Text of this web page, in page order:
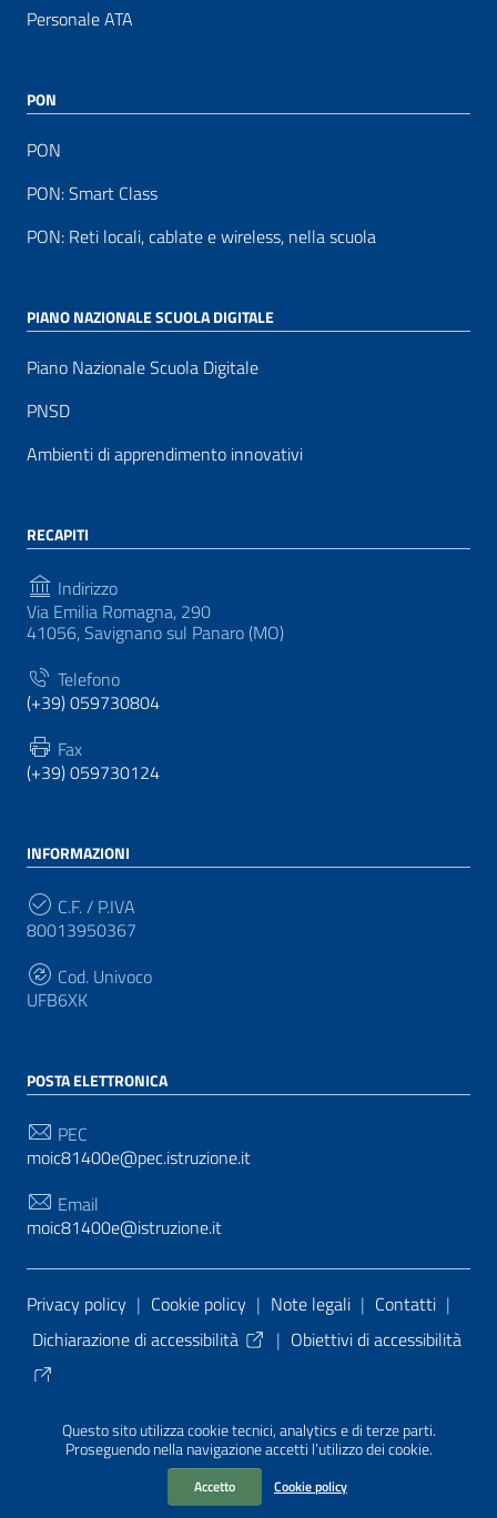
Questo sito utilizza cookie tecnici, analytics e di terze parti.
Proseguendo nella navigazione accetti l’utilizzo dei cookie.
Accetto Cookie policy
Personale ATA
PON
PON
PON: Smart Class
PON: Reti locali, cablate e wireless, nella scuola
PIANO NAZIONALE SCUOLA DIGITALE
Piano Nazionale Scuola Digitale
PNSD
Ambienti di apprendimento innovativi
RECAPITI
Indirizzo
Via Emilia Romagna, 290
41056, Savignano sul Panaro (MO)
Telefono
(+39) 059730804
Fax
(+39) 059730124
INFORMAZIONI
C.F. / P.IVA
80013950367
Cod. Univoco
UFB6XK
POSTA ELETTRONICA
PEC
moic81400e@pec.istruzione.it
Email
moic81400e@istruzione.it
Sezione Link Utili
Privacy policy | Cookie policy | Note legali | Contatti |
Dichiarazione di accessibilità
| Obiettivi di accessibilità
PA di AgID
| Realizzato con WordPress
da